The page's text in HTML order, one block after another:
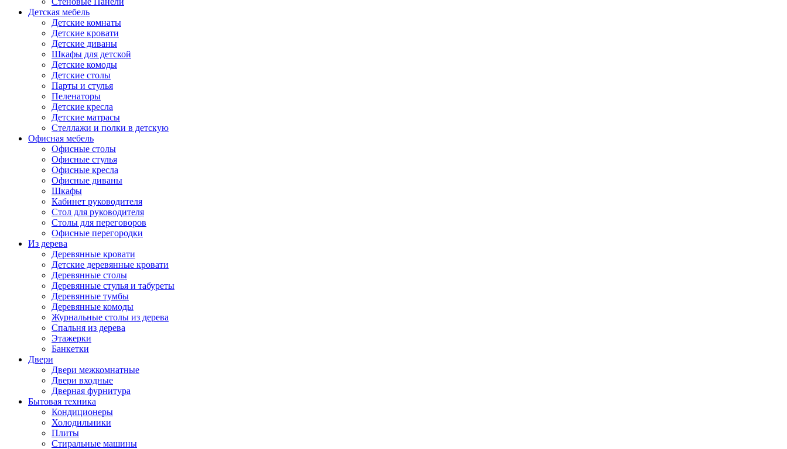
Детская мебель
Детские комнаты
Детские кровати
Детские диваны
Шкафы для детской
Детские комоды
Детские столы
Парты и стулья
Пеленаторы
Детские кресла
Детские матрасы
Стеллажи и полки в детскую
Офисная мебель
Офисные столы
Офисные стулья
Офисные кресла
Офисные диваны
Шкафы
Кабинет руководителя
Стол для руководителя
Столы для переговоров
Офисные перегородки
Из дерева
Деревянные кровати
Детские деревянные кровати
Деревянные столы
Деревянные стулья и табуреты
Деревянные тумбы
Деревянные комоды
Журнальные столы из дерева
Спальня из дерева
Этажерки
Банкетки
Двери
Двери межкомнатные
Двери входные
Дверная фурнитура
Бытовая техника
Кондиционеры
Холодильники
Плиты
Стиральные машины